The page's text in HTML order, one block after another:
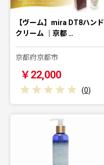
【ヴーム】mira DT8ハンド
クリーム ｜京都 …
京都府京都市
￥22,000
(0)